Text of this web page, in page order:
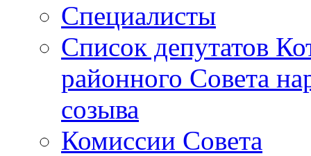
Специалисты
Список депутатов
районного Совета
созыва
Комиссии Совета